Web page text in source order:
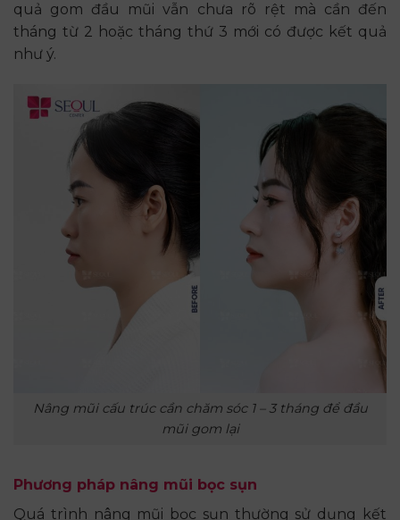
quả gom đầu mũi vẫn chưa rõ rệt mà cần đến
tháng từ 2 hoặc tháng thứ 3 mới có được kết quả
như ý.
Nâng mũi cấu trúc cần chăm sóc 1 – 3 tháng để đầu
mũi gom lại
Phương pháp nâng mũi bọc sụn
Quá trình nâng mũi bọc sụn thường sử dụng kết